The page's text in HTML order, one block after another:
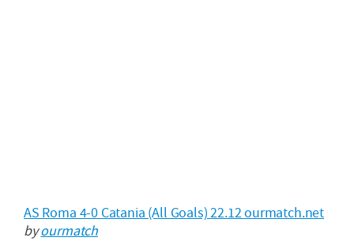
AS Roma 4-0 Catania (All Goals) 22.12 ourmatch.net
byourmatch